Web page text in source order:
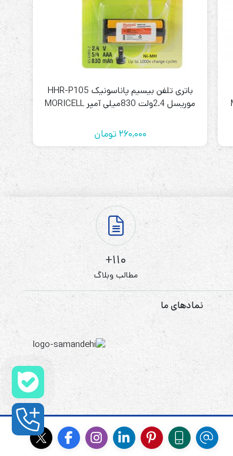
باتری تلفن بیسیم پاناسونیک HHR-P105
موریسل 2.4ولت 830میلی آمپر MORICELL
260,000 تومان
110+
مطالب وبلاگ
نمادهای ما